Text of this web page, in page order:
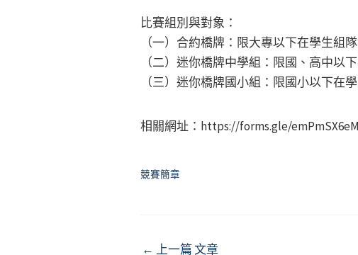
比賽組別與對象：
（一）合約橋牌：限大專以下在學生組
（二）迷你橋牌中學組：限國、高中以
（三）迷你橋牌國小組：限國小以下在
相關網址：https://forms.gle/
競賽簡章
Post
← 上一篇 文章